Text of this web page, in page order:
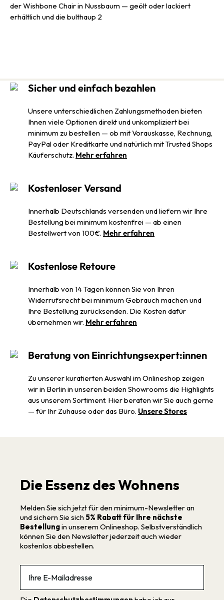
der Wishbone Chair in Nussbaum — geölt oder lackiert
erhältlich und die bulthaup 2
Sicher und einfach bezahlen
Unsere unterschiedlichen Zahlungsmethoden bieten
Ihnen viele Optionen direkt und unkompliziert bei
minimum zu bestellen — ob mit Vorauskasse, Rechnung,
PayPal oder Kreditkarte und natürlich mit Trusted Shops
Käuferschutz. Mehr erfahren
Kostenloser Versand
Innerhalb Deutschlands versenden und liefern wir Ihre
Bestellung bei minimum kostenfrei — ab einen
Bestellwert von 100€. Mehr erfahren
Kostenlose Retoure
Innerhalb von 14 Tagen können Sie von Ihren
Widerrufsrecht bei minimum Gebrauch machen und
Ihre Bestellung zurücksenden. Die Kosten dafür
übernehmen wir. Mehr erfahren
Beratung von Einrichtungsexpert:innen
Zu unserer kuratierten Auswahl im Onlineshop zeigen
wir in Berlin in unseren beiden Showrooms die Highlights
aus unserem Sortiment. Hier beraten wir Sie auch gerne
— für Ihr Zuhause oder das Büro. Unsere Stores
Die Essenz des Wohnens
Melden Sie sich jetzt für den minimum-Newsletter an
und sichern Sie sich 5% Rabatt für Ihre nächste
Bestellungin unserem Onlineshop. Selbstverständlich
können Sie den Newsletter jederzeit auch wieder
kostenlos abbestellen.